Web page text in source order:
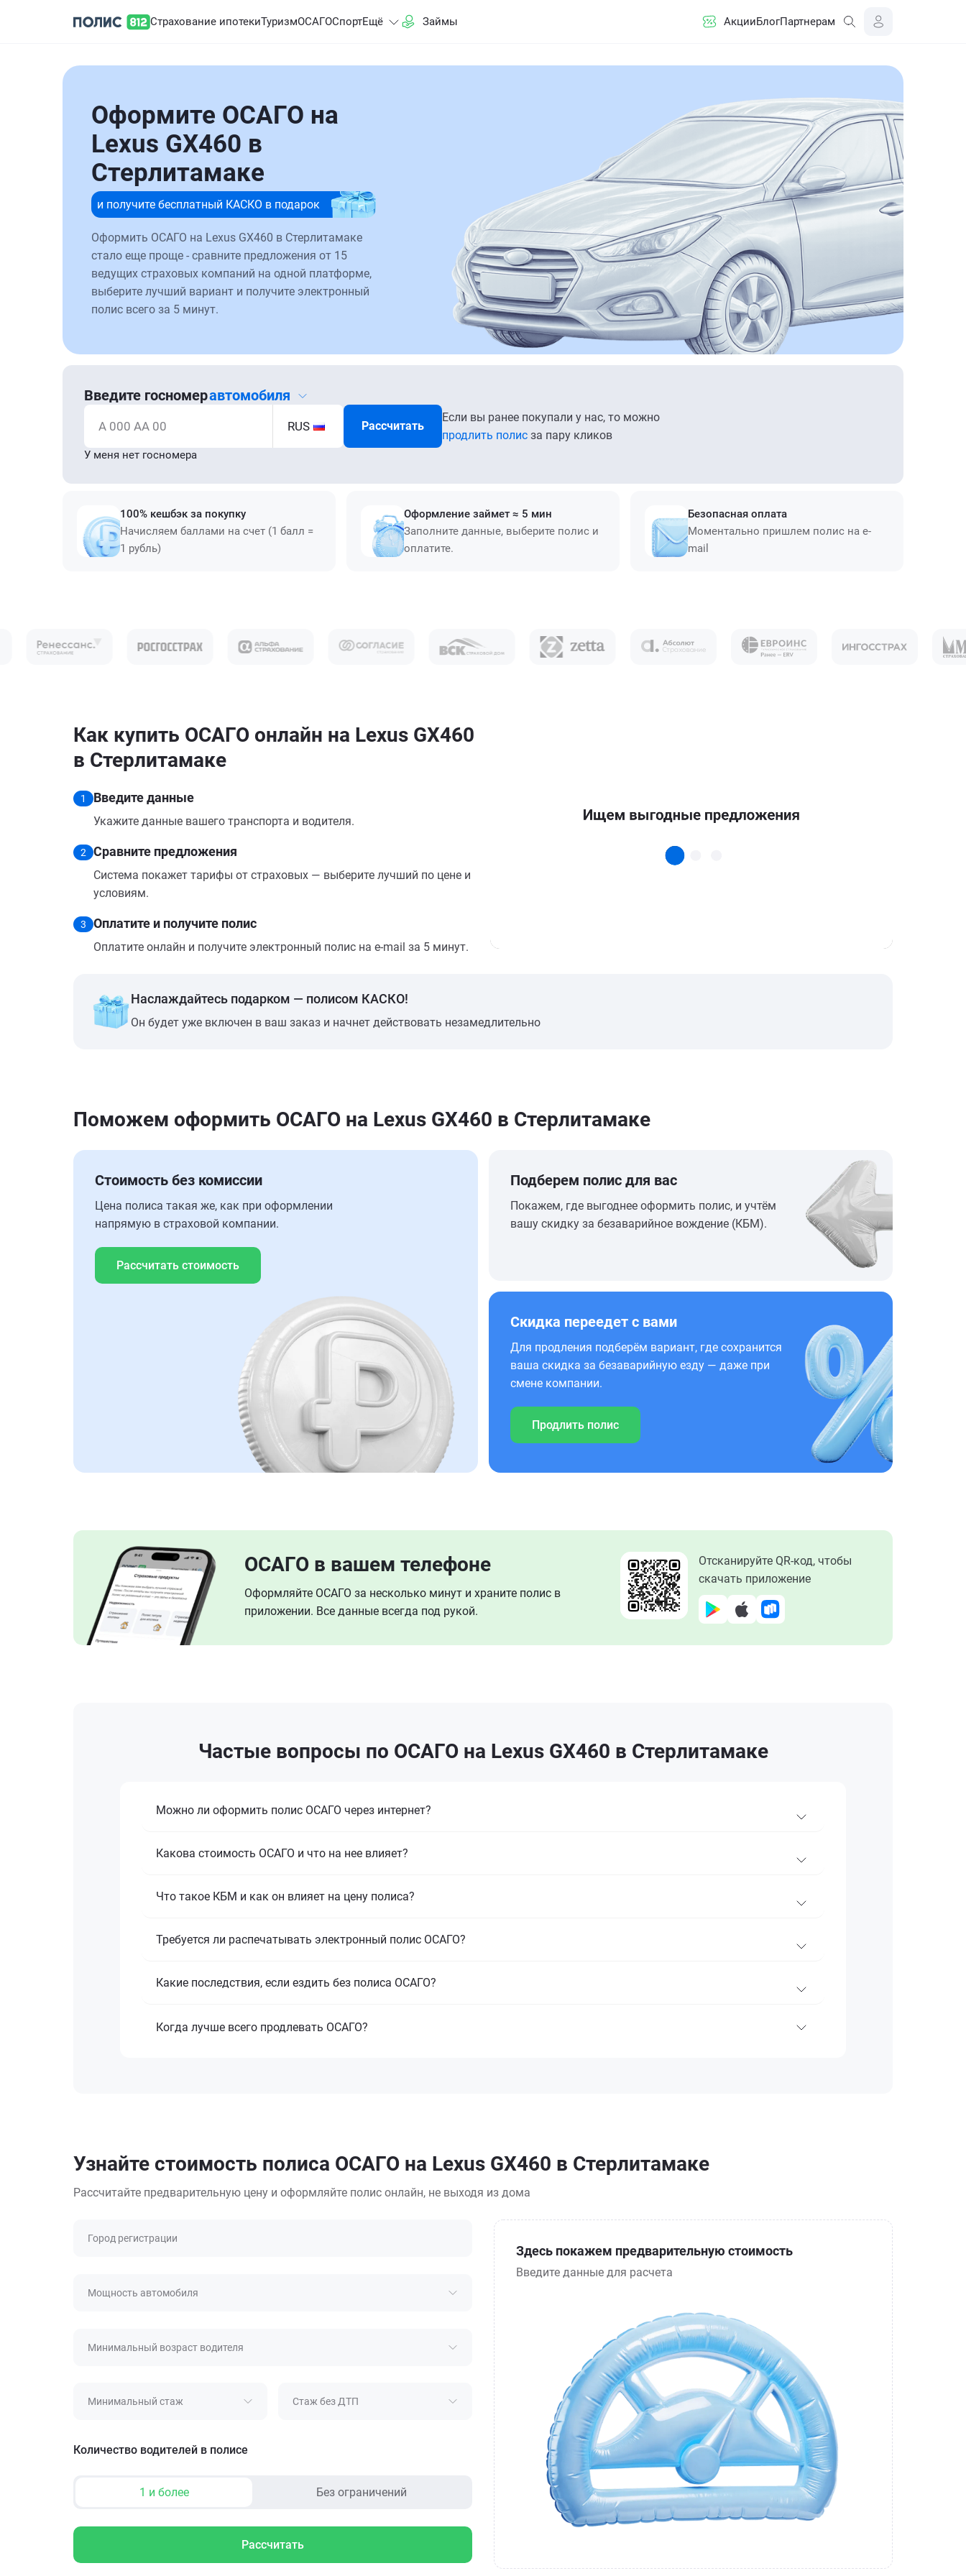
Страхование ипотекиТуризмОСАГОСпортЕщё Займы АкцииБлогПартнерам
Оформите ОСАГО на
Lexus GX460 в
Стерлитамаке
и получите бесплатный КАСКО в подарок
Оформить ОСАГО на Lexus GX460 в Стерлитамаке
стало еще проще - сравните предложения от 15
ведущих страховых компаний на одной платформе,
выберите лучший вариант и получите электронный
полис всего за 5 минут.
Введите госномеравтомобиля
А 000 АА 00 RUS Рассчитать
Если вы ранее покупали у нас, то можно
продлить полис за пару кликов
У меня нет госномера
100% кешбэк за покупку
Начисляем баллами на счет (1 балл =
1 рубль)
Оформление займет ≈ 5 мин
Заполните данные, выберите полис и
оплатите.
Безопасная оплата
Моментально пришлем полис на e-
mail
Как купить ОСАГО онлайн на Lexus GX460
в Стерлитамаке
1 Введите данные
Укажите данные вашего транспорта и водителя.
2 Сравните предложения
Система покажет тарифы от страховых — выберите лучший по цене и
условиям.
3 Оплатите и получите полис
Оплатите онлайн и получите электронный полис на e-mail за 5 минут.
Наслаждайтесь подарком — полисом КАСКО!
Он будет уже включен в ваш заказ и начнет действовать незамедлительно
Поможем оформить ОСАГО на Lexus GX460 в Стерлитамаке
Стоимость без комиссии
Цена полиса такая же, как при оформлении
напрямую в страховой компании.
Рассчитать стоимость
Подберем полис для вас
Покажем, где выгоднее оформить полис, и учтём
вашу скидку за безаварийное вождение (КБМ).
Скидка переедет с вами
Для продления подберём вариант, где сохранится
ваша скидка за безаварийную езду — даже при
смене компании.
Продлить полис
ОСАГО в вашем телефоне
Оформляйте ОСАГО за несколько минут и храните полис в
приложении. Все данные всегда под рукой.
Отсканируйте QR-код, чтобы
скачать приложение
Частые вопросы по ОСАГО на Lexus GX460 в Стерлитамаке
Можно ли оформить полис ОСАГО через интернет?
Какова стоимость ОСАГО и что на нее влияет?
Что такое КБМ и как он влияет на цену полиса?
Требуется ли распечатывать электронный полис ОСАГО?
Какие последствия, если ездить без полиса ОСАГО?
Когда лучше всего продлевать ОСАГО?
Узнайте стоимость полиса ОСАГО на Lexus GX460 в Стерлитамаке
Рассчитайте предварительную цену и оформляйте полис онлайн, не выходя из дома
Город регистрации
Мощность автомобиля
Минимальный возраст водителя
Минимальный стаж Стаж без ДТП
Количество водителей в полисе
1 и более Без ограничений
Рассчитать
Здесь покажем предварительную стоимость
Введите данные для расчета